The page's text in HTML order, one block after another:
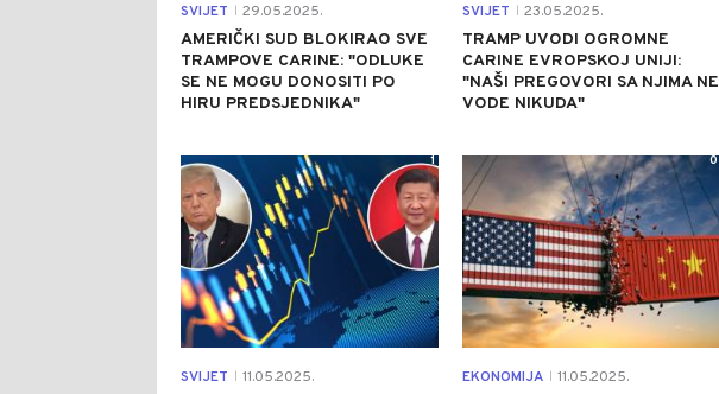
SVIJET 29.05.2025.
AMERIČKI SUD BLOKIRAO SVE
TRAMPOVE CARINE: "ODLUKE
SE NE MOGU DONOSITI PO
HIRU PREDSJEDNIKA"
SVIJET 23.05.2025.
TRAMP UVODI OGROMNE
CARINE EVROPSKOJ UNIJI:
"NAŠI PREGOVORI SA NJIMA NE
VODE NIKUDA"
SVIJET 11.05.2025.
1
EKONOMIJA 11.05.2025.
0